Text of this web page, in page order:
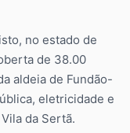
no estado de
de 38.00
aldeia de Fundão-
eletricidade e
da Sertã.